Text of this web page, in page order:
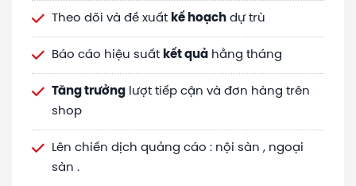
Theo dõi và đề xuất kế hoạch dự trù
Báo cáo hiệu suất kết quả hằng tháng
Tăng trưởng lượt tiếp cận và đơn hàng trên
shop
Lên chiến dịch quảng cáo : nội sàn , ngoại
sàn .